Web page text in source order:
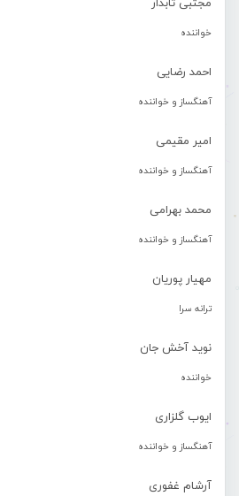
مجتبی تابدار
خواننده
احمد رضایی
آهنگساز و خواننده
امیر مقیمی
آهنگساز و خواننده
محمد بهرامی
آهنگساز و خواننده
مهیار پوریان
ترانه سرا
نوید آخش جان
خواننده
ایوب گلزاری
آهنگساز و خواننده
آرشام غفوری